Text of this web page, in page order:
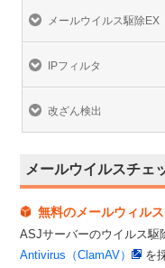
メールウイルス駆除EX
IPフィルタ
改ざん検出
メールウイルスチェ
無料のメールウィル
ASJサーバーのウイルス
Antivirus（ClamAV）
を